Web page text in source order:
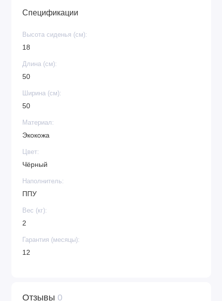
Спецификации
Высота сиденья (см):
18
Длина (см):
50
Ширина (см):
50
Материал:
Экокожа
Цвет:
Чёрный
Наполнитель:
ППУ
Вес (кг):
2
Гарантия (месяцы):
12
Отзывы 0